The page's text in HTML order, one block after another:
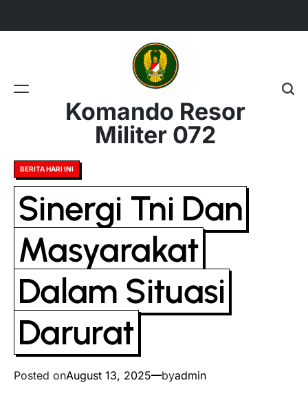
Komando Resor
Militer 072
Posted
in
BERITA HARI INI
Sinergi Tni Dan
Masyarakat
Dalam Situasi
Darurat
Posted onAugust 13, 2025 byadmin